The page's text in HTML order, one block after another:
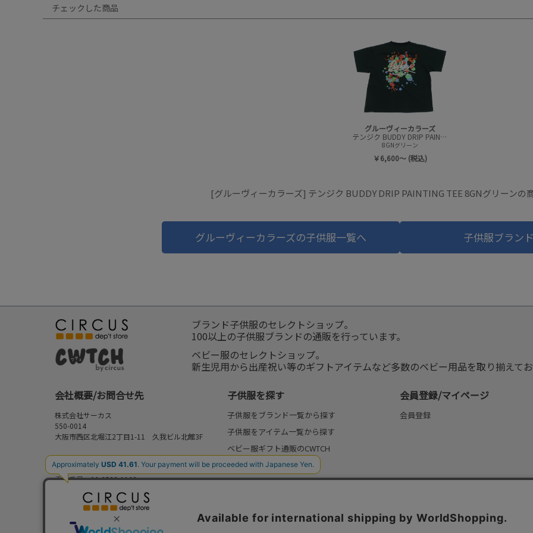
チェックした商品
グルーヴィーカラーズ
テンジク BUDDY DRIP PAINTING TEE
8GNグリーン
￥6,600～ (税込)
[グルーヴィーカラーズ] テンジク BUDDY DRIP PAINTING TEE 8GNグリーンの
グルーヴィーカラーズの子供服一覧へ 子供服ブラン
ブランド子供服のセレクトショップ。
100以上の子供服ブランドの通販を行っています。
ベビー服のセレクトショップ。
新生児用から出産祝い等のギフトアイテムなど多数のベビー用品を取り揃えてお
会社概要/お問合せ先
株式会社サーカス
550-0014
大阪市西区北堀江2丁目1-11 久我ビル北館3F
お問合せ先
⇒FAQ/お問合せフォーム
電話番号：06-6538-1163
営業時間：10:00-17:00
定休日：日曜・祝日
子供服を探す
子供服をブランド一覧から探す
子供服をアイテム一覧から探す
ベビー服ギフト通販のCWTCH
新作
再入荷
セール
会員登録/マイページ
会員登録